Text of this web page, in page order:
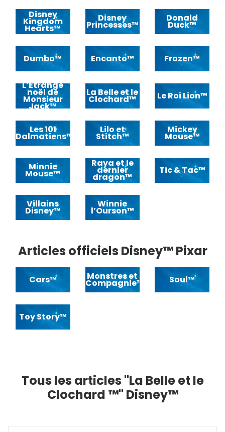
Disney
Kingdom
Hearts™
Disney
Princesses™
Donald
Duck™
Dumbo™ Encanto™ Frozen™
L’Etrange
noël de
Monsieur
Jack™
La Belle et le
Clochard™ Le Roi Lion™
Les 101
Dalmatiens™
Lilo et
Stitch™
Mickey
Mouse™
Minnie
Mouse™
Raya et le
dernier
dragon™
Tic & Tac™
Villains
Disney™
Winnie
l’Ourson™
Articles officiels Disney™ Pixar
Cars™ Monstres et
Compagnie™ Soul™
Toy Story™
Tous les articles "La Belle et le
Clochard ™" Disney™